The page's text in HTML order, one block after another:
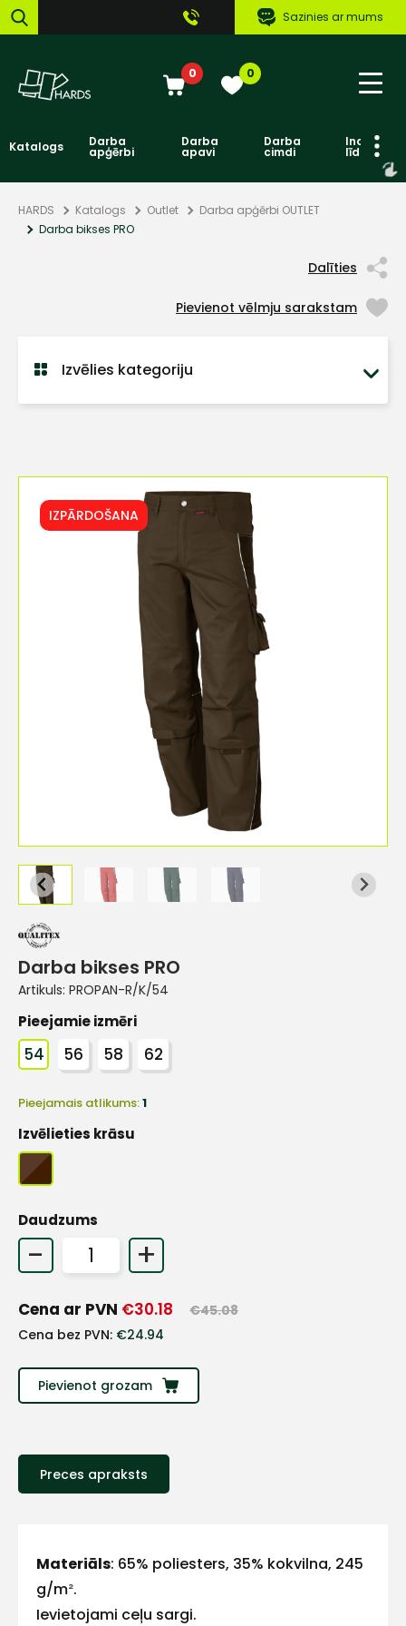
Sazinies ar mums
0 0
Katalogs Darba
apģērbi
Darba
apavi
Darba
cimdi līdzekļi
HARDS Katalogs Outlet
Darba apģērbi OUTLET
Darba bikses PRO
Dalīties
Pievienot vēlmju sarakstam
Izvēlies kategoriju
IZPĀRDOŠANA
Darba bikses PRO
Artikuls: PROPAN-R/K/54
Pieejamie izmēri
54 56 58 62
Pieejamais atlikums:1
Izvēlieties krāsu
Daudzums
- +
Cena ar PVN €30.18 €45.08
Cena bez PVN: €24.94
Pievienot grozam
Preces apraksts
Materiāls: 65% poliesters, 35% kokvilna, 245
g/m².
Ievietojami ceļu sargi.
Sazinies
+